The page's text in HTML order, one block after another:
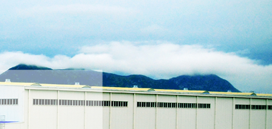
行业资讯